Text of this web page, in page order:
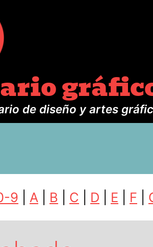
de diseño y artes
9 A B C D E F